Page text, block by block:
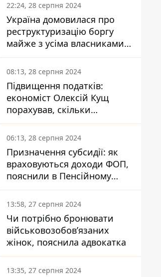
22:24, 28 серпня 2024
Україна домовилася про
реструктуризацію боргу
майже з усіма власниками
єврооблігацій: що це
означає для країни
08:13, 28 серпня 2024
Підвищення податків:
економіст Олексій Кущ
порахував, скільки
заплатить кожен українець
06:13, 28 серпня 2024
Призначення субсидії: як
враховуються доходи ФОП,
пояснили в Пенсійному
фонді
13:58, 27 серпня 2024
Чи потрібно бронювати
військовозобов’язаних
жінок, пояснила адвокатка
13:35, 27 серпня 2024